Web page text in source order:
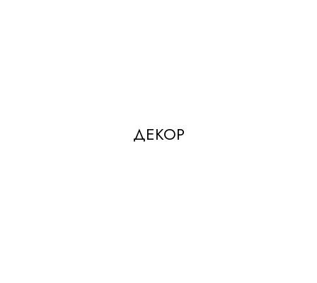
ДЕКОР